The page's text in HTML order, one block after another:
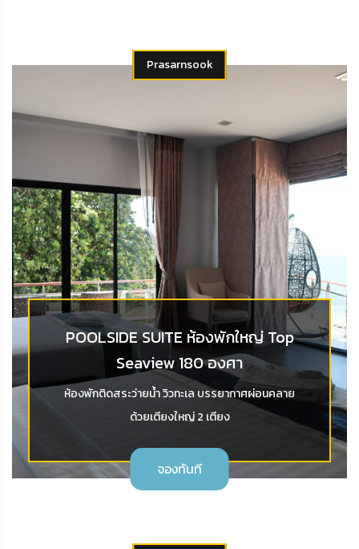
Prasarnsook
POOLSIDE SUITE ห้องพักใหญ่ Top
Seaview 180 องศา
ห้องพักติดสระว่ายน้ำ วิวทะเล บรรยากาศผ่อนคลาย
ด้วยเตียงใหญ่ 2 เตียง
จองทันที